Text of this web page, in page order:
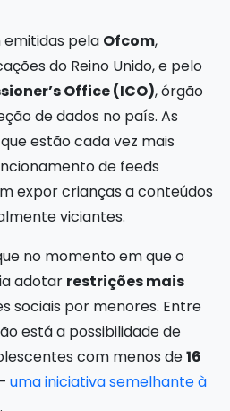
pela Ofcom,
do Reino Unido, e pelo
Office (ICO), órgão
de dados no país. As
estão cada vez mais
de feeds
expor crianças a conteúdos
viciantes.
no momento em que o
adotar restrições mais
sociais por menores. Entre
está a possibilidade de
com menos de16
uma iniciativa semelhante à